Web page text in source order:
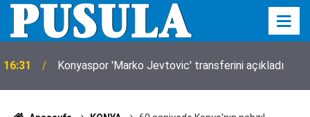
16:31 Konyaspor 'Marko Jevtovic' transferini açıkladı